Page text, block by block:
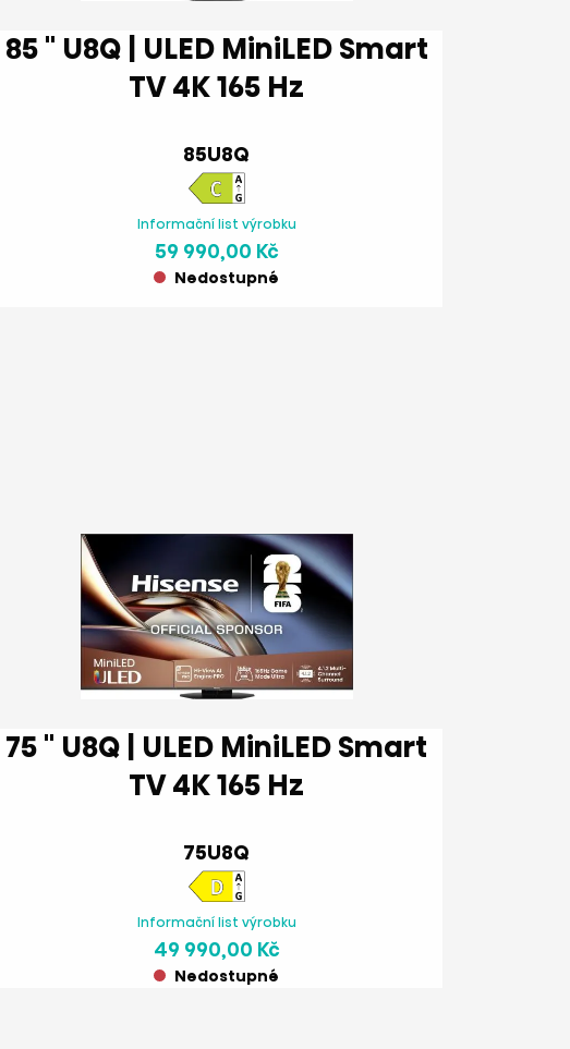
85 '' U8Q | ULED MiniLED Smart
TV 4K 165 Hz
85U8Q
Informační list výrobku
59 990,00 Kč
Nedostupné
75 '' U8Q | ULED MiniLED Smart
TV 4K 165 Hz
75U8Q
Informační list výrobku
49 990,00 Kč
Nedostupné